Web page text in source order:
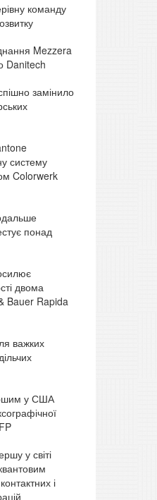
команду
Mezzera
Danitech
замінило
систему
Colorwerk
понад
двома
Bauer Rapida
важких
у США
у світі
і